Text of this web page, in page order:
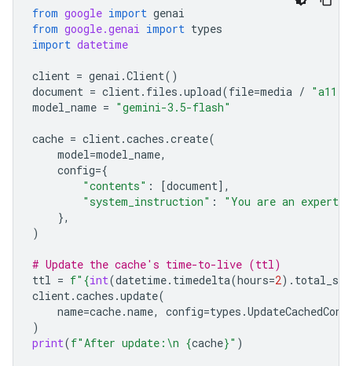
from google import genai
from google.genai import types
import datetime
client = genai .Client()
document = client. files .upload(file=media /
model_name = "gemini-3.5-flash"
cache = client.caches .create(
model=model_name,
config={
"contents" : [document],
"system_instruction" :
"You are an expert
},
)
# Update the cache's time-to-live (ttl)
ttl = f" {int(datetime. timedelta(hours=2) .
client.caches .update(
name=cache.name, config=types .
)
print(f"After update: \n {cache}" )